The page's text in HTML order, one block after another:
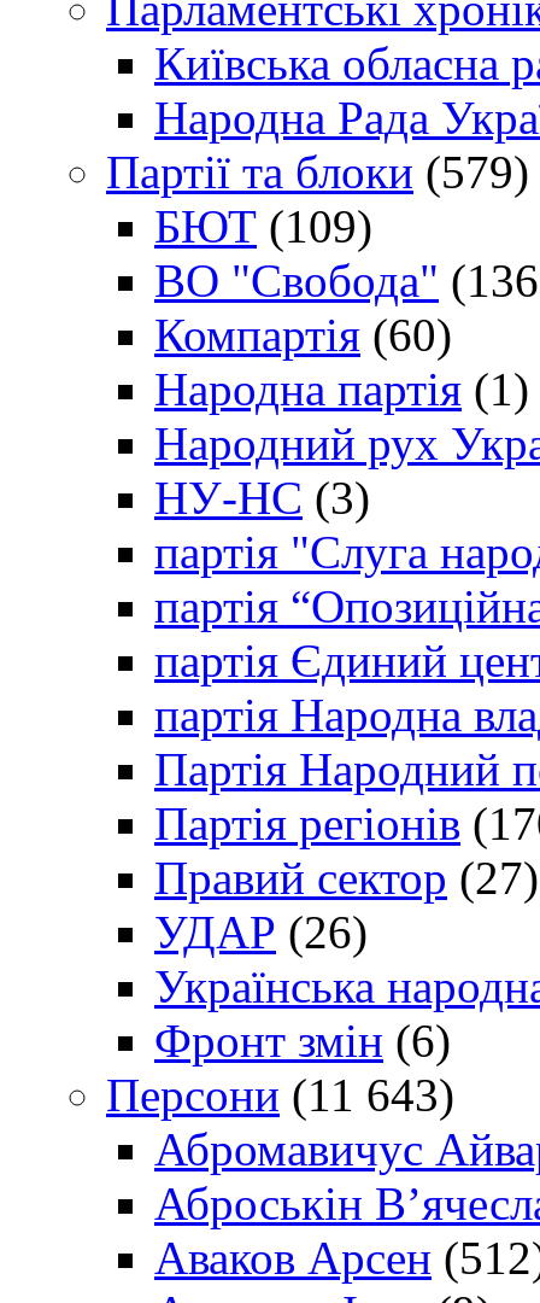
Київська обласна
Народна Рада
Партії та блоки (579)
БЮТ (109)
ВО "Свобода"
Компартія (60)
Народна партія (1)
Народний рух
НУ-НС (3)
партія "Слуга
партія
партія Єдиний
партія Народна
Партія Народний
Партія регіонів
Правий сектор (27)
УДАР (26)
Українська
Фронт змін (6)
Персони (11 643)
Абромавичус
Аброськін
Аваков Арсен